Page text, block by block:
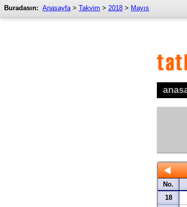
Buradasın: Anasayfa> Takvim > 2018 > Mayıs
No.
18